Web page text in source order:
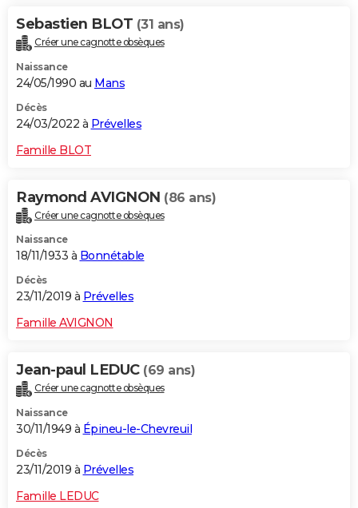
Sebastien BLOT (31 ans)
Créer une cagnotte obsèques
Naissance
24/05/1990 au Mans
Décès
24/03/2022 à Prévelles
Famille BLOT
Raymond AVIGNON (86 ans)
Créer une cagnotte obsèques
Naissance
18/11/1933 à Bonnétable
Décès
23/11/2019 à Prévelles
Famille AVIGNON
Jean-paul LEDUC (69 ans)
Créer une cagnotte obsèques
Naissance
30/11/1949 à Épineu-le-Chevreuil
Décès
23/11/2019 à Prévelles
Famille LEDUC